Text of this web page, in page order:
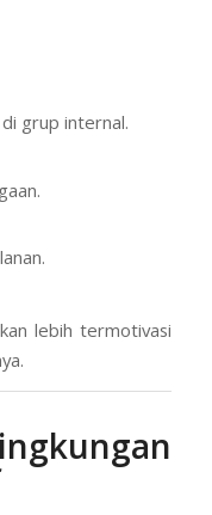
grup internal.
lebih termotivasi